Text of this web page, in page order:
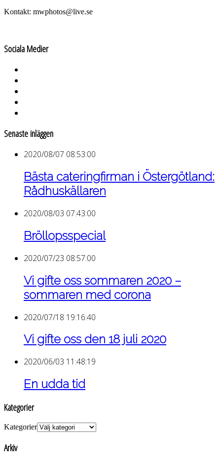
Kontakt: mwphotos@live.se
Sociala Medier
Senaste inläggen
2020/08/07 08:53:00
Bästa cateringfirman i Östergötland:
Rådhuskällaren
2020/08/03 07:43:00
Bröllopsspecial
2020/07/23 08:57:00
Vi gifte oss sommaren 2020 –
sommaren med corona
2020/07/18 19:16:40
Vi gifte oss den 18 juli 2020
2020/06/03 11:48:19
En udda tid
Kategorier
Kategorier
Arkiv